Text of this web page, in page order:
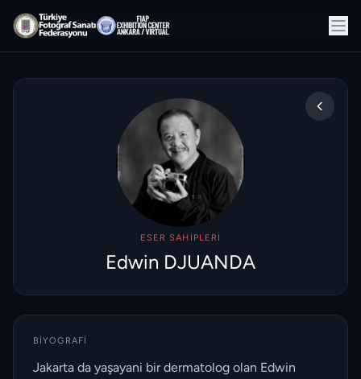
ESER SAHIPLERI
Edwin DJUANDA
BIYOGRAFI
Jakarta da yaşayani bir dermatolog olan Edwin